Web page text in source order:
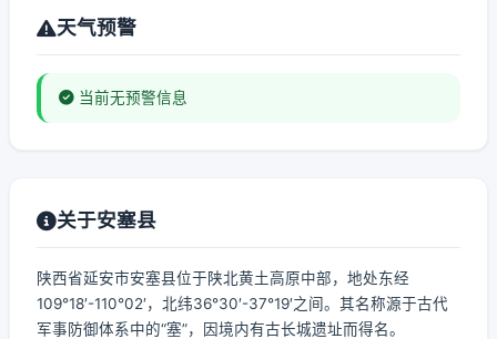
天气预警
当前无预警信息
关于安塞县
陕西省延安市安塞县位于陕北黄土高原中部，地处东经
109°18′-110°02′，北纬36°30′-37°19′之间。其名称源于古代
军事防御体系中的“塞”，因境内有古长城遗址而得名。